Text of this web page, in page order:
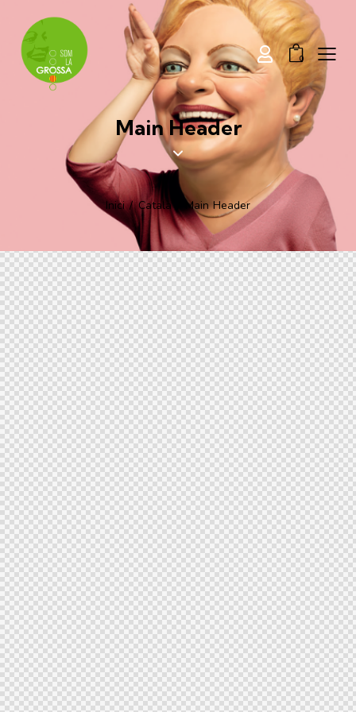
0
Main Header
Inici Català Main Header